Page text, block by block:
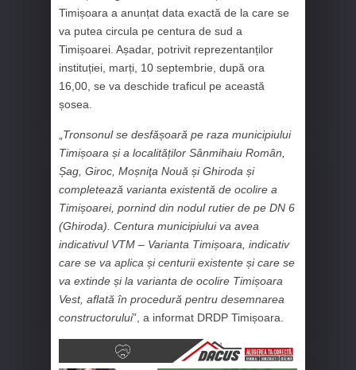
Timișoara a anunțat data exactă de la care se
va putea circula pe centura de sud a
Timișoarei. Așadar, potrivit reprezentanților
instituției, marți, 10 septembrie, după ora
16,00, se va deschide traficul pe această
șosea.
„Tronsonul se desfășoară pe raza municipiului
Timișoara și a localităților Sânmihaiu Român,
Șag, Giroc, Moșniţa Nouă și Ghiroda și
completează varianta existentă de ocolire a
Timișoarei, pornind din nodul rutier de pe DN 6
(Ghiroda). Centura municipiului va avea
indicativul VTM – Varianta Timișoara, indicativ
care se va aplica și centurii existente și care se
va extinde și la varianta de ocolire Timișoara
Vest, aflată în procedură pentru desemnarea
constructorului”, a informat DRDP Timișoara.